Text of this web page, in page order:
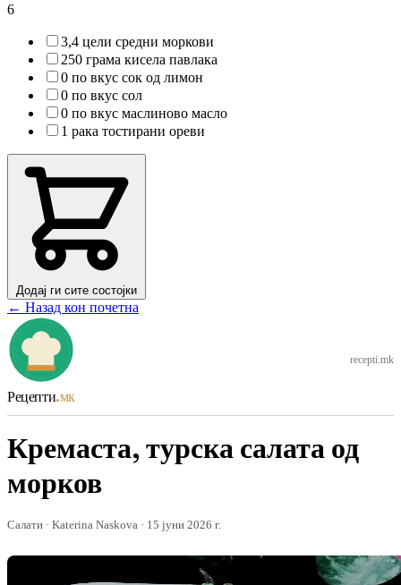
6
3,4 цели средни моркови
250 грама кисела павлака
0 по вкус сок од лимон
0 по вкус сол
0 по вкус маслиново масло
1 рака тостирани ореви
Додај ги сите состојки
← Назад кон почетна
Рецепти.мк
recepti.mk
Кремаста, турска салата од
морков
Салати · Katerina Naskova · 15 јуни 2026 г.